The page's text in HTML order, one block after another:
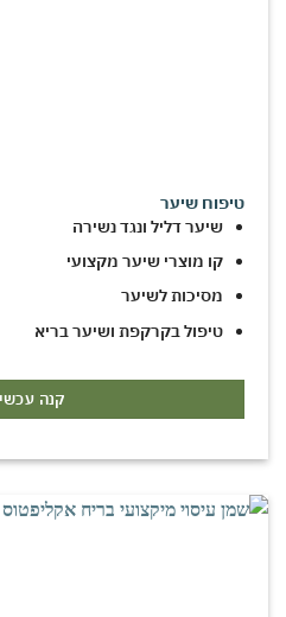
טיפוח שיער
שיער דליל ונגד נשירה
קו מוצרי שיער מקצועי
מסיכות לשיער
טיפול בקרקפת ושיער בריא
קנה עכשיו